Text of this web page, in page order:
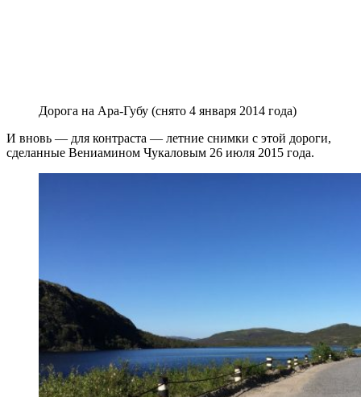
Дорога на Ара-Губу (снято 4 января 2014 года)
И вновь — для контраста — летние снимки с этой дороги,
сделанные Вениамином Чукаловым 26 июля 2015 года.